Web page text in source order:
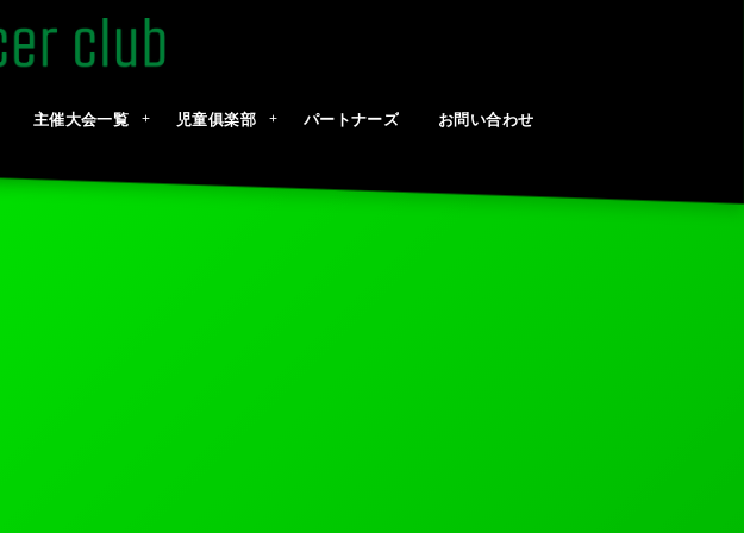
主催大会一覧 児童俱楽部 パートナーズ お問い合わせ